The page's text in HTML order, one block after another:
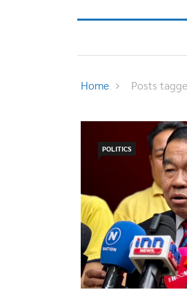
Home Posts
POLITICS